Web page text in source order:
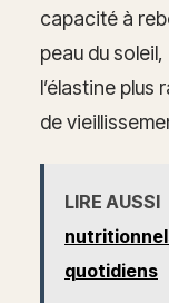
capacité à
peau du
l’élastine
de
LIRE AUSSI
quotidiens